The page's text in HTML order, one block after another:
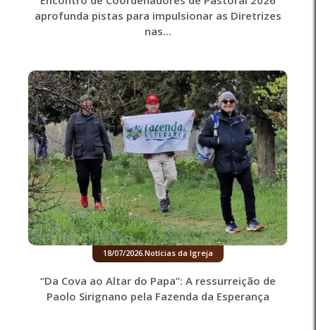
aprofunda pistas para impulsionar as Diretrizes
nas...
18/07/2026 Notícias da Igreja
“Da Cova ao Altar do Papa”: A ressurreição de
Paolo Sirignano pela Fazenda da Esperança